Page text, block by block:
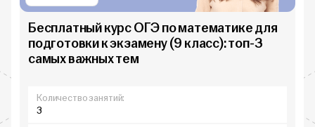
Бесплатный курс ОГЭ по математике для
подготовки к экзамену (9 класс): топ-3
самых важных тем
Количество занятий:
3